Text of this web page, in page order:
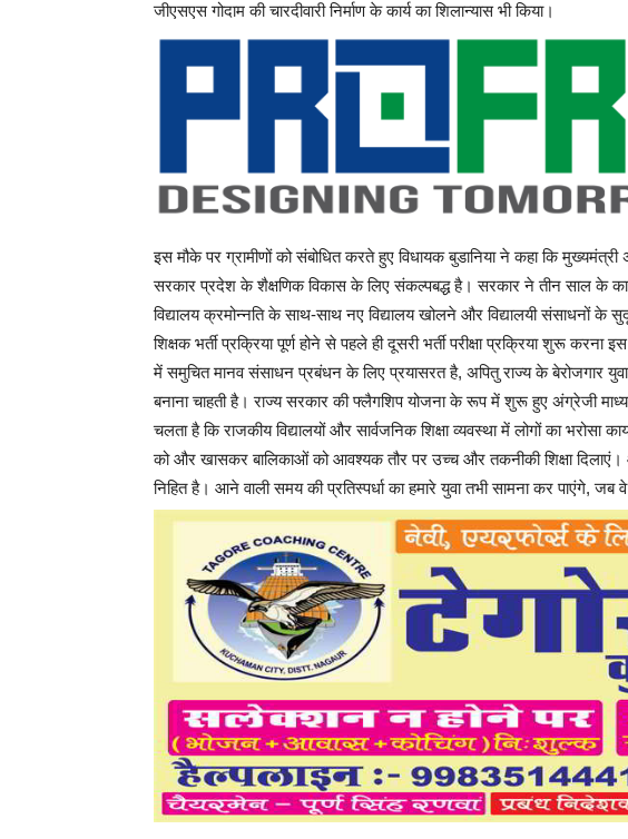
जीएसएस गोदाम की चारदीवारी निर्माण के कार्य का शिलान्यास भी किया।
इस मौके पर ग्रामीणों को संबोधित करते हुए विधायक बुडानिया ने कहा कि
सरकार प्रदेश के शैक्षणिक विकास के लिए संकल्पबद्ध है। सरकार ने तीन साल के
विद्यालय क्रमोन्नति के साथ-साथ नए विद्यालय खोलने और विद्यालयी संसाधनों के
शिक्षक भर्ती प्रक्रिया पूर्ण होने से पहले ही दूसरी भर्ती परीक्षा प्रक्रिया शुरू
में समुचित मानव संसाधन प्रबंधन के लिए प्रयासरत है, अपितु राज्य के बेरोजगार
बनाना चाहती है। राज्य सरकार की फ्लैगशिप योजना के रूप में शुरू हुए अंग्रेजी
चलता है कि राजकीय विद्यालयों और सार्वजनिक शिक्षा व्यवस्था में लोगों का भरोसा
को और खासकर बालिकाओं को आवश्यक तौर पर उच्च और तकनीकी शिक्षा दिलाएं।
निहित है। आने वाली समय की प्रतिस्पर्धा का हमारे युवा तभी सामना कर पाएंगे,